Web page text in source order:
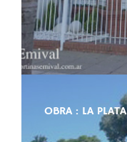
OBRA : LA PLATA